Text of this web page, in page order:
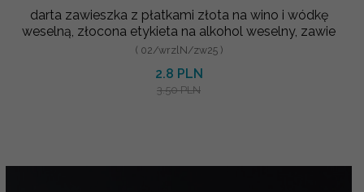
darta zawieszka z płatkami złota na wino i wódkę
weselną, złocona etykieta na alkohol weselny, zawie
( 02/wrzlN/zw25 )
2.8 PLN
3.50 PLN